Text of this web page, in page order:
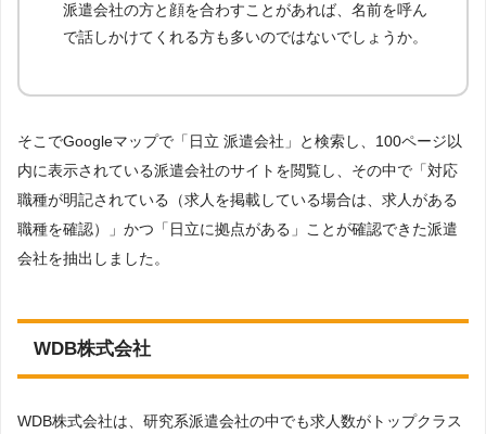
派遣会社の方と顔を合わすことがあれば、名前を呼ん
で話しかけてくれる方も多いのではないでしょうか。
そこでGoogleマップで「日立 派遣会社」と検索し、100ページ以
内に表示されている派遣会社のサイトを閲覧し、その中で「対応
職種が明記されている（求人を掲載している場合は、求人がある
職種を確認）」かつ「日立に拠点がある」ことが確認できた派遣
会社を抽出しました。
WDB株式会社
WDB株式会社は、研究系派遣会社の中でも求人数がトップクラス